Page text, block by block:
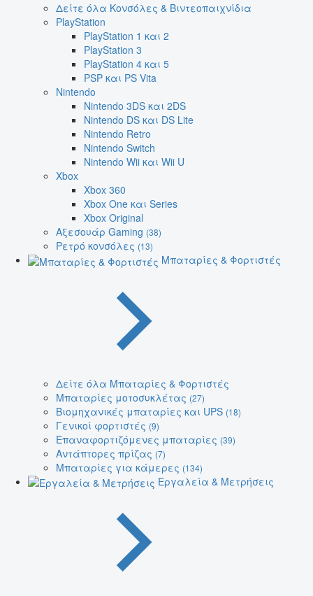
Δείτε όλα Κονσόλες & Βιντεοπαιχνίδια
PlayStation
PlayStation 1 και 2
PlayStation 3
PlayStation 4 και 5
PSP και PS Vita
Nintendo
Nintendo 3DS και 2DS
Nintendo DS και DS Lite
Nintendo Retro
Nintendo Switch
Nintendo Wii και Wii U
Xbox
Xbox 360
Xbox One και Series
Xbox Original
Αξεσουάρ Gaming (38)
Ρετρό κονσόλες (13)
Μπαταρίες & Φορτιστές
Δείτε όλα Μπαταρίες & Φορτιστές
Μπαταρίες μοτοσυκλέτας (27)
Βιομηχανικές μπαταρίες και UPS (18)
Γενικοί φορτιστές (9)
Επαναφορτιζόμενες μπαταρίες (39)
Αντάπτορες πρίζας (7)
Μπαταρίες για κάμερες (134)
Εργαλεία & Μετρήσεις